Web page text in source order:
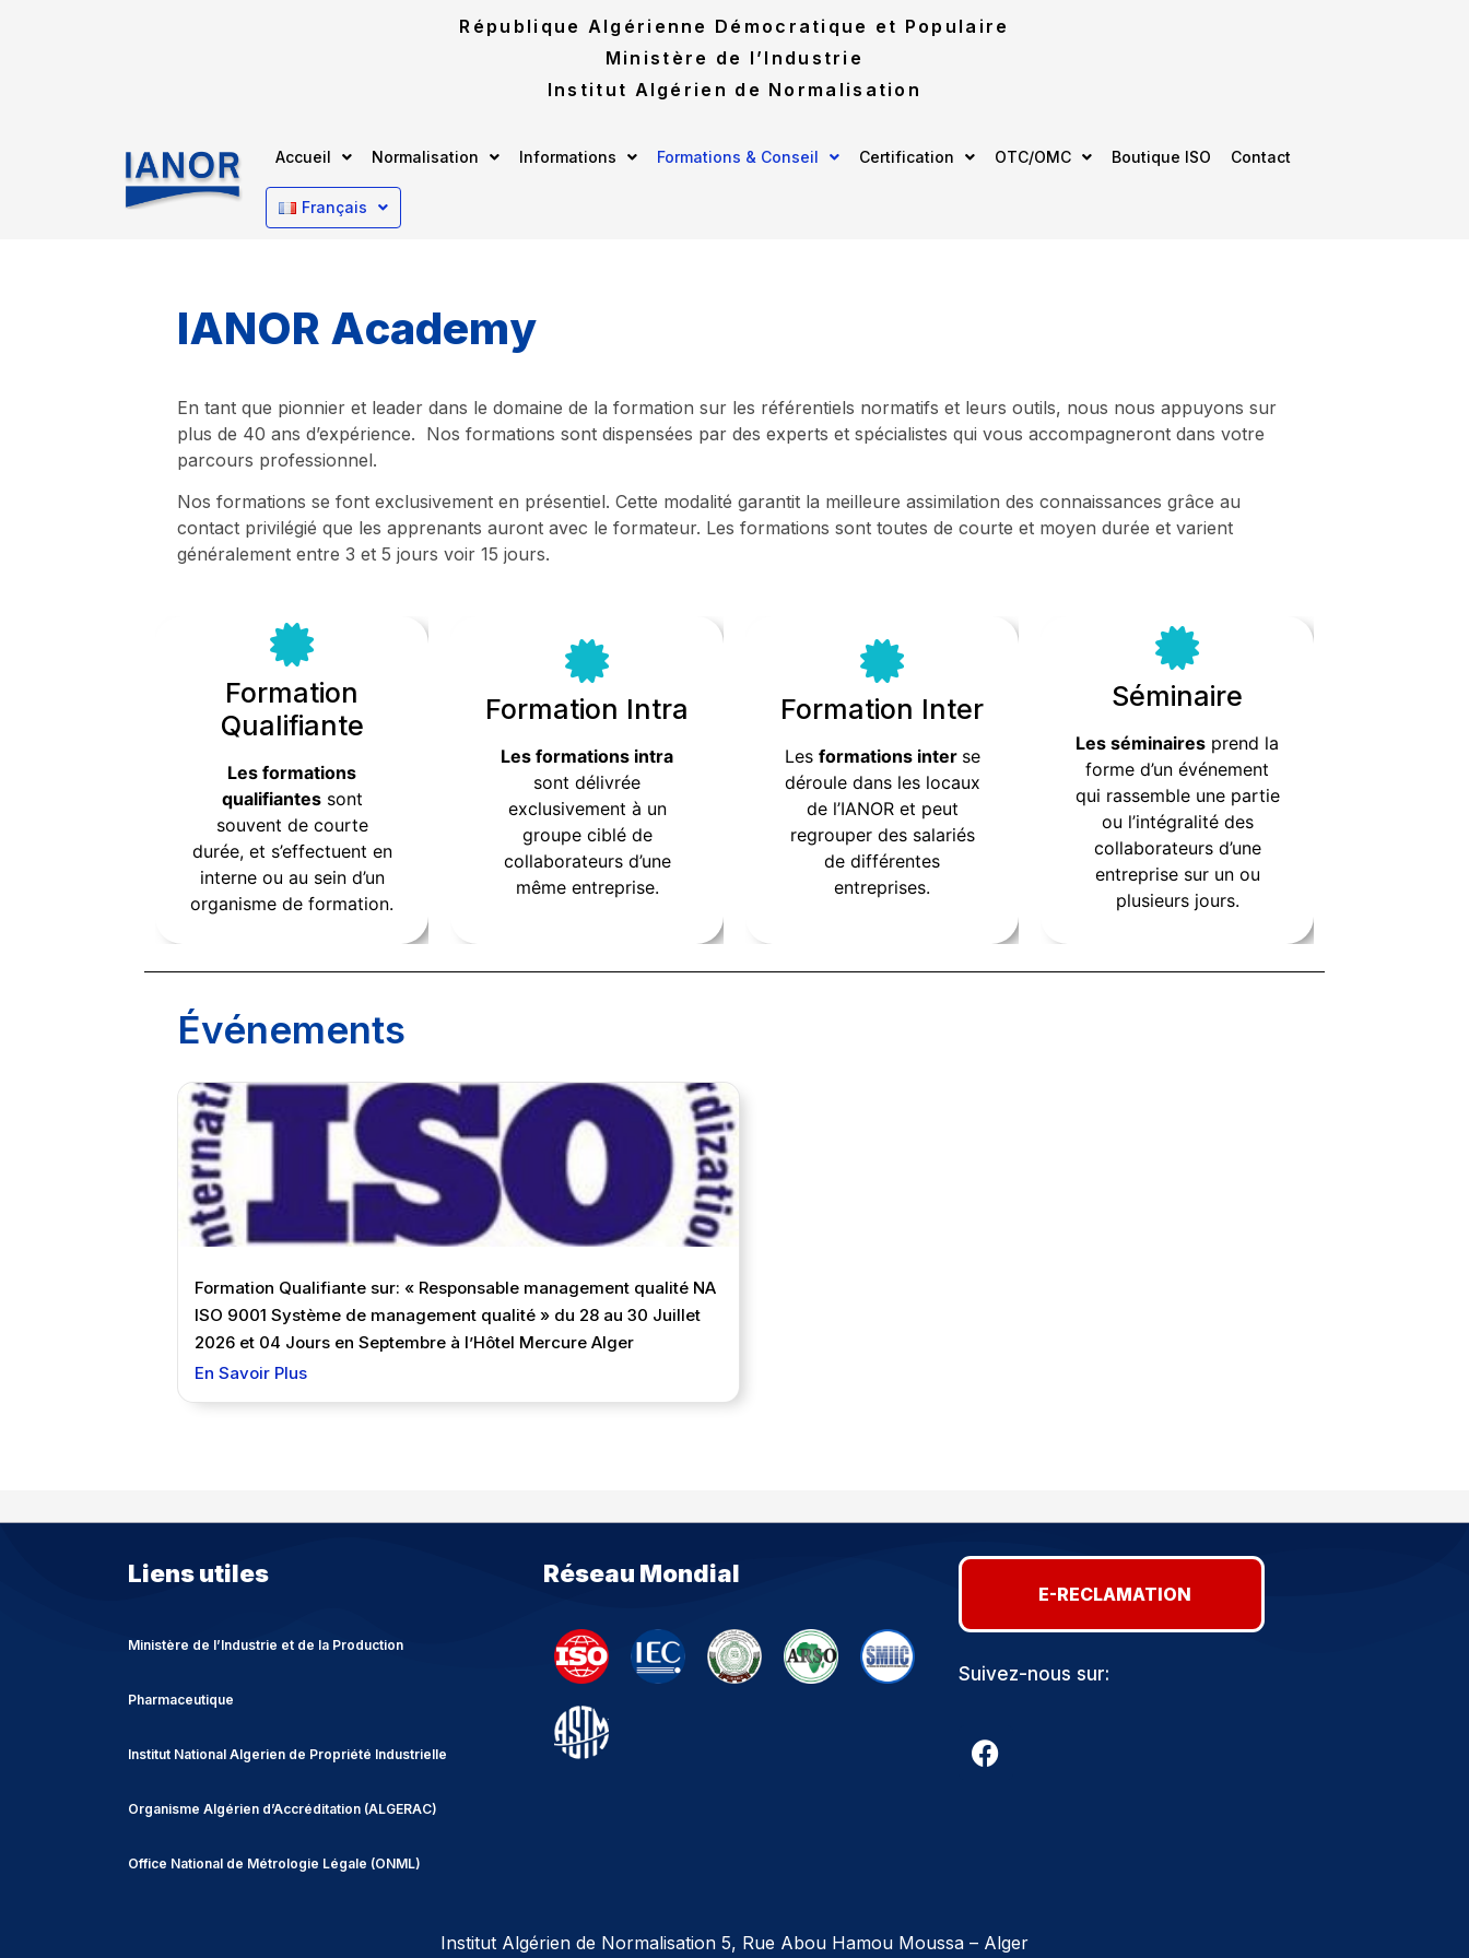
République Algérienne Démocratique et Populaire
Ministère de l’Industrie
Institut Algérien de Normalisation
Accueil Normalisation Informations Formations & Conseil Certification OTC/OMC Boutique ISO Contact
Français
IANOR Academy
En tant que pionnier et leader dans le domaine de la formation sur les référentiels normatifs et leurs outils, nous nous appuyons sur
plus de 40 ans d’expérience. Nos formations sont dispensées par des experts et spécialistes qui vous accompagneront dans votre
parcours professionnel.
Nos formations se font exclusivement en présentiel. Cette modalité garantit la meilleure assimilation des connaissances grâce au
contact privilégié que les apprenants auront avec le formateur. Les formations sont toutes de courte et moyen durée et varient
généralement entre 3 et 5 jours voir 15 jours.
Formation
Qualifiante
Les formations
qualifiantessont
souvent de courte
durée, et s’effectuent en
interne ou au sein d’un
organisme de formation.
Formation
Qualifiante
Les formations
qualifiantes
sont
souvent de courte
durée, et s’effectuent en
interne ou au sein d’un
organisme de formation.
Formation Intra
Les formations intra
sont délivrée
exclusivement à un
groupe ciblé de
collaborateurs d’une
même entreprise.
Formation Intra
Les formations intra
sont délivrée
exclusivement à un
groupe ciblé de
collaborateurs d’une
même entreprise.
Formation Inter
Les formations inter se
déroule dans les locaux
de l’IANOR et peut
regrouper des salariés
de différentes
entreprises.
Formation Inter
Les
formations inter
se
déroule dans les locaux
de l’IANOR et peut
regrouper des salariés
de différentes
entreprises.
Séminaire
Lesséminaires prend la
forme d’un événement
qui rassemble une partie
ou l’intégralité des
collaborateurs d’une
entreprise sur un ou
plusieurs jours.
Séminaire
Les
séminaires
prend la
forme d’un événement
qui rassemble une partie
ou l’intégralité des
collaborateurs d’une
entreprise sur un ou
plusieurs jours.
Événements
Formation Qualifiante sur: « Responsable management qualité NA
ISO 9001 Système de management qualité » du 28 au 30 Juillet
2026 et 04 Jours en Septembre à l’Hôtel Mercure Alger
En Savoir Plus
Liens utiles
Ministère de l’Industrie et de la Production
Pharmaceutique
Institut National Algerien de Propriété Industrielle
Organisme Algérien d’Accréditation (ALGERAC)
Office National de Métrologie Légale (ONML)
Réseau Mondial
E-RECLAMATION
Suivez-nous sur:
Institut Algérien de Normalisation 5, Rue Abou Hamou Moussa – Alger